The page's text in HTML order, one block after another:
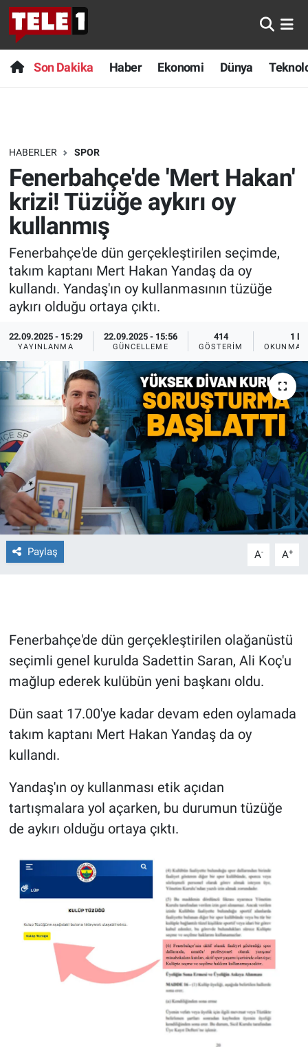
Son Dakika Haber Ekonomi Dünya
HABERLER SPOR
Fenerbahçe'de 'Mert Hakan'
krizi! Tüzüğe aykırı oy
kullanmış
Fenerbahçe'de dün gerçekleştirilen seçimde,
takım kaptanı Mert Hakan Yandaş da oy
kullandı. Yandaş'ın oy kullanmasının tüzüğe
aykırı olduğu ortaya çıktı.
22.09.2025 - 15:29
YAYINLANMA
22.09.2025 - 15:56
GÜNCELLEME
414
GÖSTERIM
1 DK
OKUNMA
Paylaş A- A+
Fenerbahçe'de dün gerçekleştirilen olağanüstü
seçimli genel kurulda Sadettin Saran, Ali Koç'u
mağlup ederek kulübün yeni başkanı oldu.
Dün saat 17.00'ye kadar devam eden oylamada
takım kaptanı Mert Hakan Yandaş da oy
kullandı.
Yandaş'ın oy kullanması etik açıdan
tartışmalara yol açarken, bu durumun tüzüğe
de aykırı olduğu ortaya çıktı.
Anında Manşet
Başka Sohbetler
Bilim turu
Bilim ve Teknoloji Evreni
Doğa Konuşuyor
Dünya
Ege Saati
Ege'den Esintiler
Eğitim
Eğlence
Ekonomi
Forum
Gerçeğin İzinde
Gün Başlıyor
Gündem Özel
Günün görüntüsü
Haber
İlan
Kimdir
Koronavirüs
Kültür Sanat
Ne demişti
Nedir
Popüler
Son Dakika
Haber
Dünya
Teknoloji
Sağlık
Spor
Yayın Akışı
İletişim
Nöbetçi Eczaneler
Hava Durumu
Trafik Durumu
Süper Lig Puan Durumu ve Fikstür
Tüm Manşetler
Son Dakika Haberleri
Haber Arşivi